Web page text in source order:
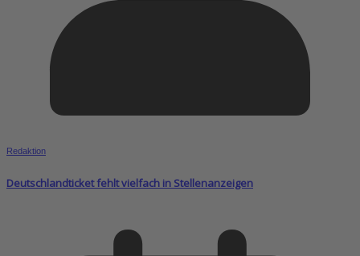
Redaktion
Deutschlandticket fehlt vielfach in Stellenanzeigen